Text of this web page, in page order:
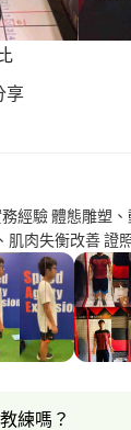
享
經驗 體態雕塑
照： AFAA- WT美國有氧
練認證 ACE-CPT
家運動醫學學會
練嗎？